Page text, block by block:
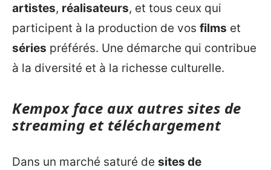
artistes, réalisateurs, et tous ceux qui
participent à la production de vos films et
séries préférés. Une démarche qui contribue
à la diversité et à la richesse culturelle.
Kempox face aux autres sites de
streaming et téléchargement
Dans un marché saturé de sites de